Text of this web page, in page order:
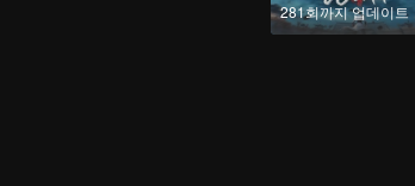
281회까지 업데이트